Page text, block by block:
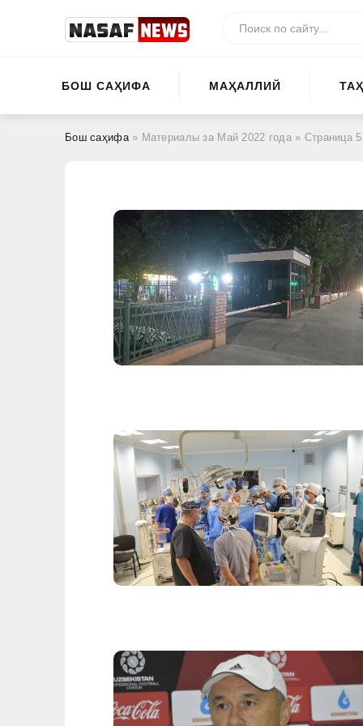
БОШ САҲИФА МАҲАЛЛИЙ
Бош саҳифа» Материалы за Май 2022 года » Страница 5